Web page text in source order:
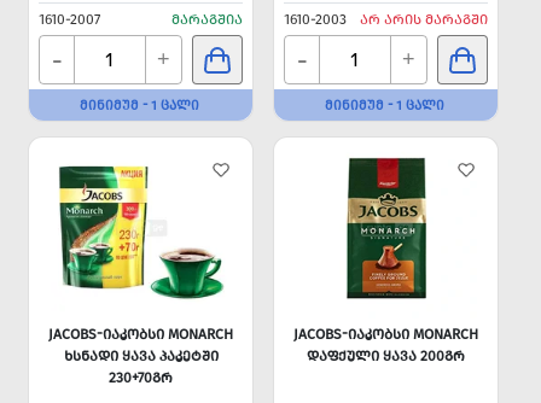
1610-2007 ᲛᲐᲠᲐᲒᲨᲘᲐ
- +
ᲛᲘᲜᲘᲛᲣᲛ - 1 ᲪᲐᲚᲘ
1610-2003
ᲐᲠ ᲐᲠᲘᲡ ᲛᲐᲠᲐᲒᲨᲘ
- +
ᲛᲘᲜᲘᲛᲣᲛ - 1 ᲪᲐᲚᲘ
JACOBS-ᲘᲐᲙᲝᲑᲡᲘ MONARCH
ᲮᲡᲜᲐᲓᲘ ᲧᲐᲕᲐ ᲞᲐᲙᲔᲢᲨᲘ
230+70ᲒᲠ
JACOBS-ᲘᲐᲙᲝᲑᲡᲘ MONARCH
ᲓᲐᲤᲥᲣᲚᲘ ᲧᲐᲕᲐ 200ᲒᲠ